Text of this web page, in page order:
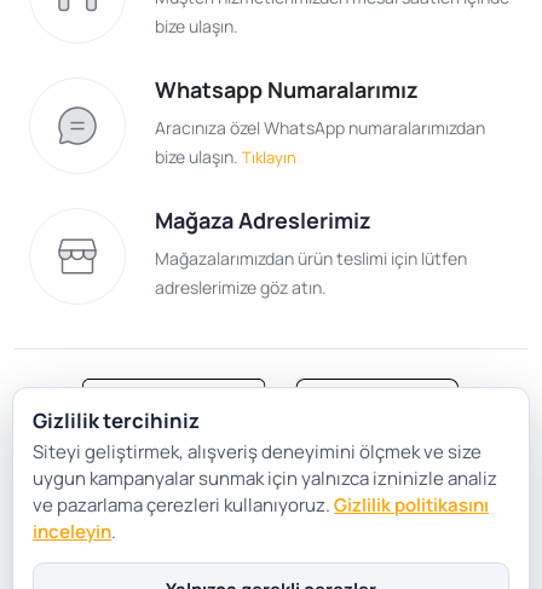
bize ulaşın.
Whatsapp Numaralarımız
Aracınıza özel WhatsApp numaralarımızdan
bize ulaşın. Tıklayın
Mağaza Adreslerimiz
Mağazalarımızdan ürün teslimi için lütfen
adreslerimize göz atın.
Satış Sözleşmesi
Gizlilik ve Güvenlik
Gizlilik Politikası
Çerez Tercihleri
Gizlilik tercihiniz
Siteyi geliştirmek, alışveriş deneyimini ölçmek ve size
uygun kampanyalar sunmak için yalnızca izninizle analiz
ve pazarlama çerezleri kullanıyoruz.Gizlilik politikasını
inceleyin.